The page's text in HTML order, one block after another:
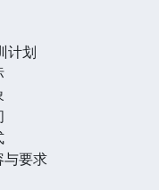
计划
与要求